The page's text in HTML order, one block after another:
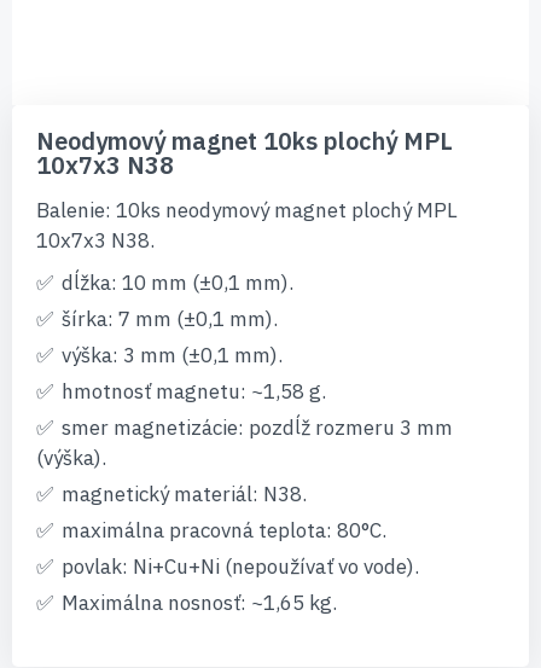
začiatok
galérie
Neodymový magnet 10ks plochý MPL
10x7x3 N38
Balenie: 10ks neodymový magnet plochý MPL
10x7x3 N38.
dĺžka: 10 mm (±0,1 mm).
šírka: 7 mm (±0,1 mm).
výška: 3 mm (±0,1 mm).
hmotnosť magnetu: ~1,58 g.
smer magnetizácie: pozdĺž rozmeru 3 mm
(výška).
magnetický materiál: N38.
maximálna pracovná teplota: 80°C.
povlak: Ni+Cu+Ni (nepoužívať vo vode).
Maximálna nosnosť: ~1,65 kg.